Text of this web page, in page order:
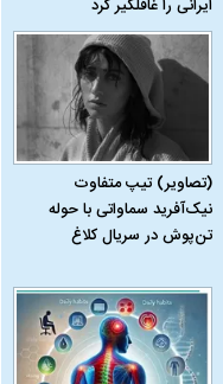
ایرانی را غافلگیر کرد
(تصاویر) تیپ متفاوت
نیک‌آفرید سماواتی با حوله
تن‌پوش در سریال کلاغ